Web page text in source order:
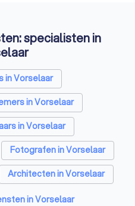
specialisten in
in Vorselaar
in Vorselaar
in Vorselaar
Fotografen in Vorselaar
Architecten in Vorselaar
Vorselaar
in Vorselaar